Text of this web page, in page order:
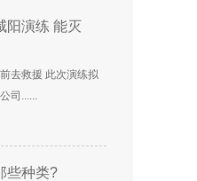
阳演练 能灭
去救援 此次演练拟
司......
些种类?